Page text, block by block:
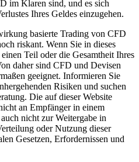
im Klaren sind, und es sich
Ihres Geldes einzugehen.
basierte Trading von CFD
riskant. Wenn Sie in dieses
Teil oder die Gesamtheit Ihres
daher sind CFD und Devisen
geeignet. Informieren Sie
Risiken und suchen
Die auf dieser Website
an Empfänger in einem
nicht zur Weitergabe in
oder Nutzung dieser
Gesetzen, Erfordernissen und